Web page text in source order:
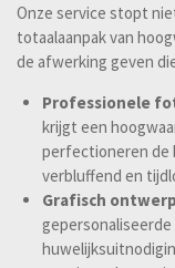
Onze service stopt
totaalaanpak van
de afwerking geven
Professionele
krijgt een
perfectioneren de
verbluffend en
Grafisch